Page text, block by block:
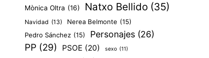
Mònica Oltra (16) Natxo Bellido (35)
Navidad (13) Nerea Belmonte (15)
Pedro Sánchez (15) Personajes (26)
PP (29) PSOE (20) sexo (11)